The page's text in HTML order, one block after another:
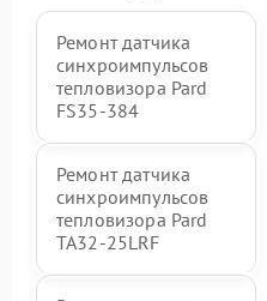
Ремонт датчика
синхроимпульсов
тепловизора Pard
FS35-384
Ремонт датчика
синхроимпульсов
тепловизора Pard
TA32-25LRF